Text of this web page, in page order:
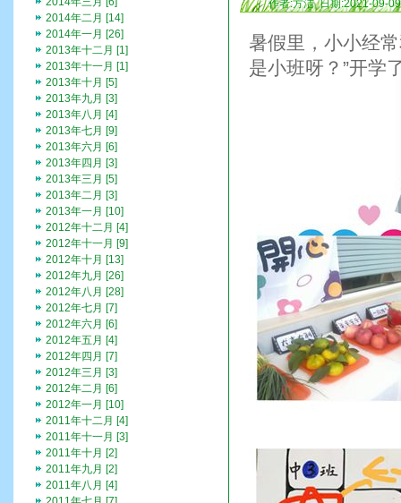
作者:方洁 日期:2021-09-09
暑假里，小小经
是小班呀？”开学
2014年二月 [14]
2014年一月 [26]
2013年十二月 [1]
2013年十一月 [1]
2013年十月 [5]
2013年九月 [3]
2013年八月 [4]
2013年七月 [9]
2013年六月 [6]
2013年四月 [3]
2013年三月 [5]
2013年二月 [3]
2013年一月 [10]
2012年十二月 [4]
2012年十一月 [9]
2012年十月 [13]
2012年九月 [26]
2012年八月 [28]
2012年七月 [7]
2012年六月 [6]
2012年五月 [4]
2012年四月 [7]
2012年三月 [3]
2012年二月 [6]
2012年一月 [10]
2011年十二月 [4]
2011年十一月 [3]
2011年十月 [2]
2011年九月 [2]
2011年八月 [4]